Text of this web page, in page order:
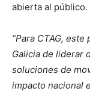
abierta al público.
“Para CTAG,
Galicia de liderar
soluciones de
impacto nacional